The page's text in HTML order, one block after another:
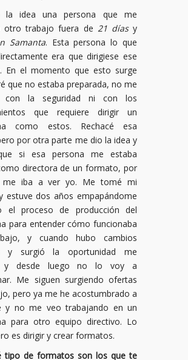
la idea una persona que me
otro trabajo fuera de 21 díasy
Samanta. Esta persona lo que
era que dirigiese ese
En el momento que esto surge
que no estaba preparada, no me
con la seguridad ni con los
que requiere dirigir un
como estos. Rechacé esa
por otra parte me dio la idea y
si esa persona me estaba
directora de un formato, por
me iba a ver yo. Me tomé mi
estuve dos años empapándome
el proceso de producción del
para entender cómo funcionaba
y cuando hubo cambios
y surgió la oportunidad me
y desde luego no lo voy a
Me siguen surgiendo ofertas
pero ya me he acostumbrado a
y no me veo trabajando en un
para otro equipo directivo. Lo
es dirigir y crear formatos.
tipo de formatos son los que te